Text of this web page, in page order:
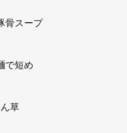
骨スープ
で短め
草